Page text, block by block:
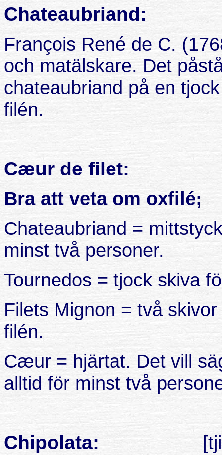
Chateaubriand:
François René de C.
och matälskare. Det
chateaubriand på en
filén.
Cæur de filet:
Bra att veta om oxfilé;
Chateaubriand =
minst två personer.
Tournedos = tjock skiva
Filets Mignon = två
filén.
Cæur = hjärtat. Det vill
alltid för minst två
Chipolata: